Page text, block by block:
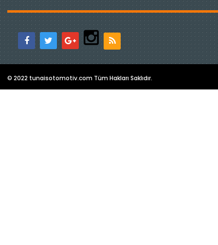
© 2022 tunaisotomotiv.com Tüm Hakları Saklıdır.